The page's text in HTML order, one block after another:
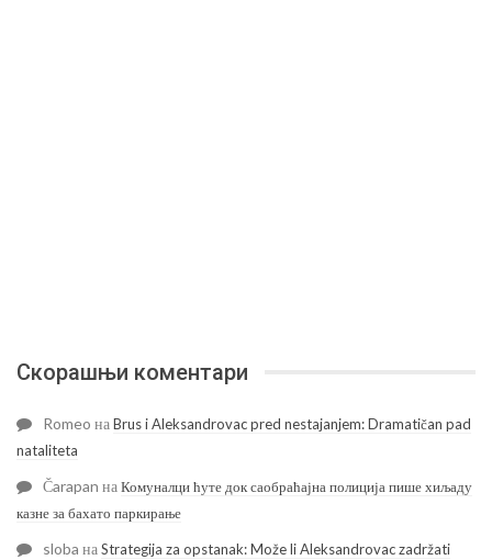
Скорашњи коментари
Romeo наBrus i Aleksandrovac pred nestajanjem: Dramatičan pad
nataliteta
Čarapan наКомуналци ћуте док саобраћајна полиција пише хиљаду
казне за бахато паркирање
sloba наStrategija za opstanak: Može li Aleksandrovac zadržati